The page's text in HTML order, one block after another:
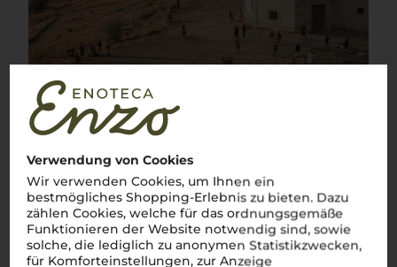
Verwendung von Cookies
Wir verwenden Cookies, um Ihnen ein
bestmögliches Shopping-Erlebnis zu bieten. Dazu
zählen Cookies, welche für das ordnungsgemäße
Funktionieren der Website notwendig sind, sowie
solche, die lediglich zu anonymen Statistikzwecken,
für Komforteinstellungen, zur Anzeige
Über die Rebsorte